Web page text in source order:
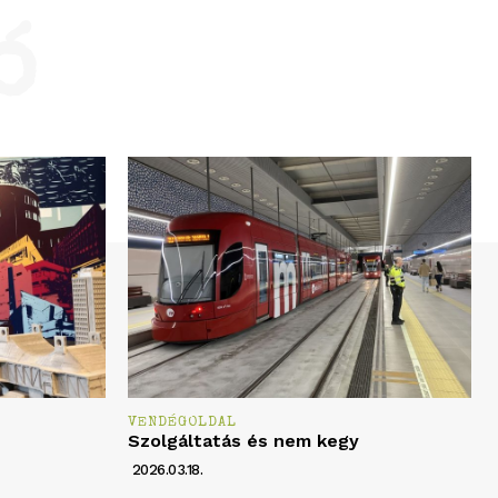
VENDÉGOLDAL
Szolgáltatás és nem kegy
2026.03.18.